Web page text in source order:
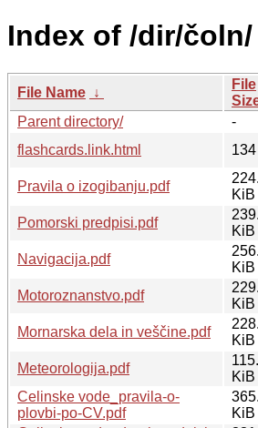
Index of /dir/čoln/
File Name ↓
File
Parent directory/
-
flashcards.link.html
Pravila o izogibanju.pdf
KiB
Pomorski predpisi.pdf
KiB
Navigacija.pdf
KiB
Motoroznanstvo.pdf
KiB
Mornarska dela in veščine.pdf
KiB
Meteorologija.pdf
KiB
Celinske vode_pravila-o-
plovbi-po-CV.pdf
KiB